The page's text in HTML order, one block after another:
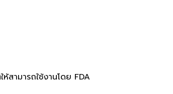
สามารถใช้งานโดย FDA